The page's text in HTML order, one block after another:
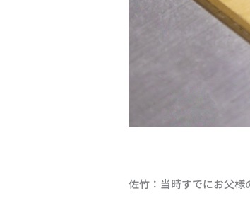
佐竹：当時すでにお父様